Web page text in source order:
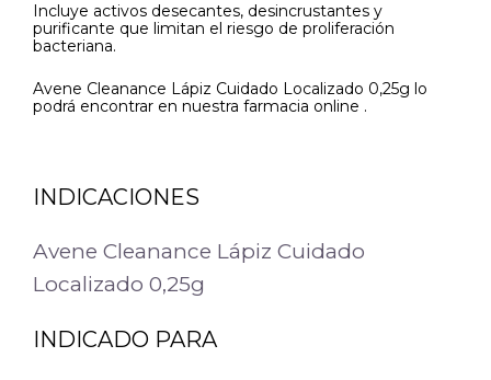
Incluye activos desecantes, desincrustantes y
purificante que limitan el riesgo de proliferación
bacteriana.
Avene Cleanance Lápiz Cuidado Localizado 0,25g lo
podrá encontrar en nuestra farmacia online .
INDICACIONES
Avene Cleanance Lápiz Cuidado
Localizado 0,25g
INDICADO PARA